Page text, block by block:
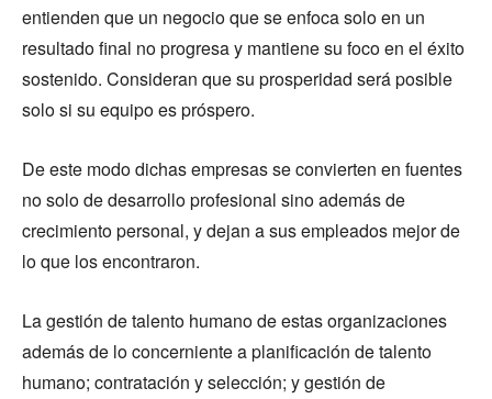
entienden que un negocio que se enfoca solo en un
resultado final no progresa y mantiene su foco en el éxito
sostenido. Consideran que su prosperidad será posible
solo si su equipo es próspero.
De este modo dichas empresas se convierten en fuentes
no solo de desarrollo profesional sino además de
crecimiento personal, y dejan a sus empleados mejor de
lo que los encontraron.
La gestión de talento humano de estas organizaciones
además de lo concerniente a planificación de talento
humano; contratación y selección; y gestión de